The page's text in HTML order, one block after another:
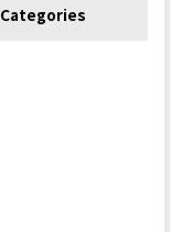
Categories